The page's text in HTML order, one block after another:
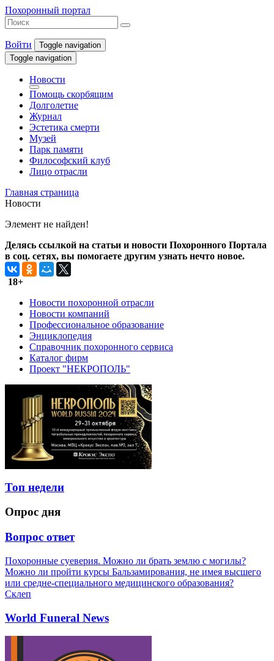
Похоронный портал
Войти
Toggle navigation
Toggle navigation
Новости
Помощь скорбящим
Долголетие
Журнал
Эстетика смерти
Музей
Парк памяти
Философский клуб
Лицо отрасли
Главная страница
Новости
Элемент не найден!
Делясь ссылкой на статьи и новости Похоронного Портала
в соц. сетях, вы помогаете другим узнать нечто новое.
18+
Новости похоронной отрасли
Новости компаний
Профессиональное образование
Энциклопедия
Справочник похоронного сервиса
Каталог фирм
Проект "НЕКРОПОЛЬ"
Топ недели
Опрос дня
Вопрос ответ
Похоронные суеверия. Можно ли брать землю с могилы?
Можно ли пройти курсы Бальзамирования, не имея высшего
или средне-специального медицинского образования?
Склеп
World Funeral News